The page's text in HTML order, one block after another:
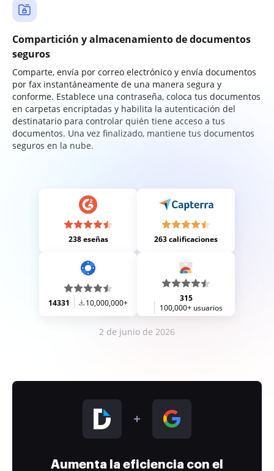
Compartición y almacenamiento de documentos
seguros
Comparte, envía por correo electrónico y envía documentos
por fax instantáneamente de una manera segura y
conforme. Establece una contraseña, coloca tus documentos
en carpetas encriptadas y habilita la autenticación del
destinatario para controlar quién tiene acceso a tus
documentos. Una vez finalizado, mantiene tus documentos
seguros en la nube.
238 eseñas 263 calificaciones
14331 10,000,000+
315
100,000+ usuarios
2 de junio de 2026
Aumenta la eficiencia con el